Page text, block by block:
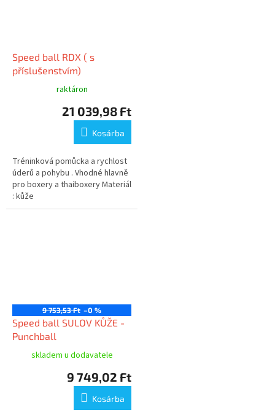
Speed ball RDX ( s
příslušenstvím)
raktáron
21 039,98 Ft
Kosárba
Tréninková pomůcka a rychlost
úderů a pohybu . Vhodné hlavně
pro boxery a thaiboxery Materiál
: kůže
9 753,53 Ft –0 %
Speed ball SULOV KŮŽE -
Punchball
skladem u dodavatele
9 749,02 Ft
Kosárba